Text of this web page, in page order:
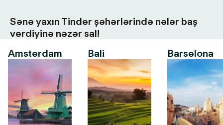
Sənə yaxın Tinder şəhərlərində nələr baş
verdiyinə nəzər sal!
Amsterdam
Bali Barselona